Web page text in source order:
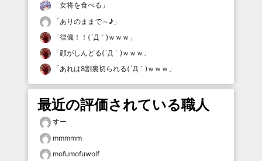
「女将を食べる 」
「ありのままで～♪ 」
「律儀！！(´Д｀)ｗｗｗ 」
「顔がしんどる(´Д｀)ｗｗｗ 」
「あれは8割裏切られる(´Д｀)ｗｗｗ 」
最近の評価されている職人
すー
mmmmm
mofumofuwolf